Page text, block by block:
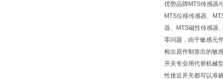
优势品牌MTS传感器/
MTS位移传感器、
器、MTS磁性传感器
零问题，由于敏感元
检出原件制造出的敏
开关专业用代替机械
性接近开关都可以准